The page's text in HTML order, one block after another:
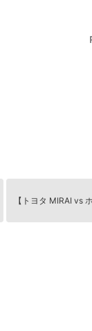
【トヨタ MIRAI vs